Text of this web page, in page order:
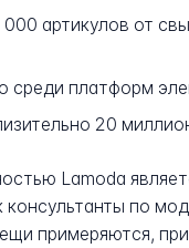
000 артикулов от
среди платформ
20
Lamoda
консультанты по
примеряются,